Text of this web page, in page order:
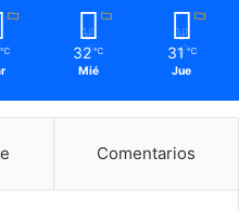
℃ 32 ℃
Mié
31 ℃
Jue
Comentarios